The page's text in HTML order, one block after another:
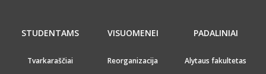
STUDENTAMS
Tvarkaraščiai
VISUOMENEI
Reorganizacija
PADALINIAI
Alytaus fakultetas